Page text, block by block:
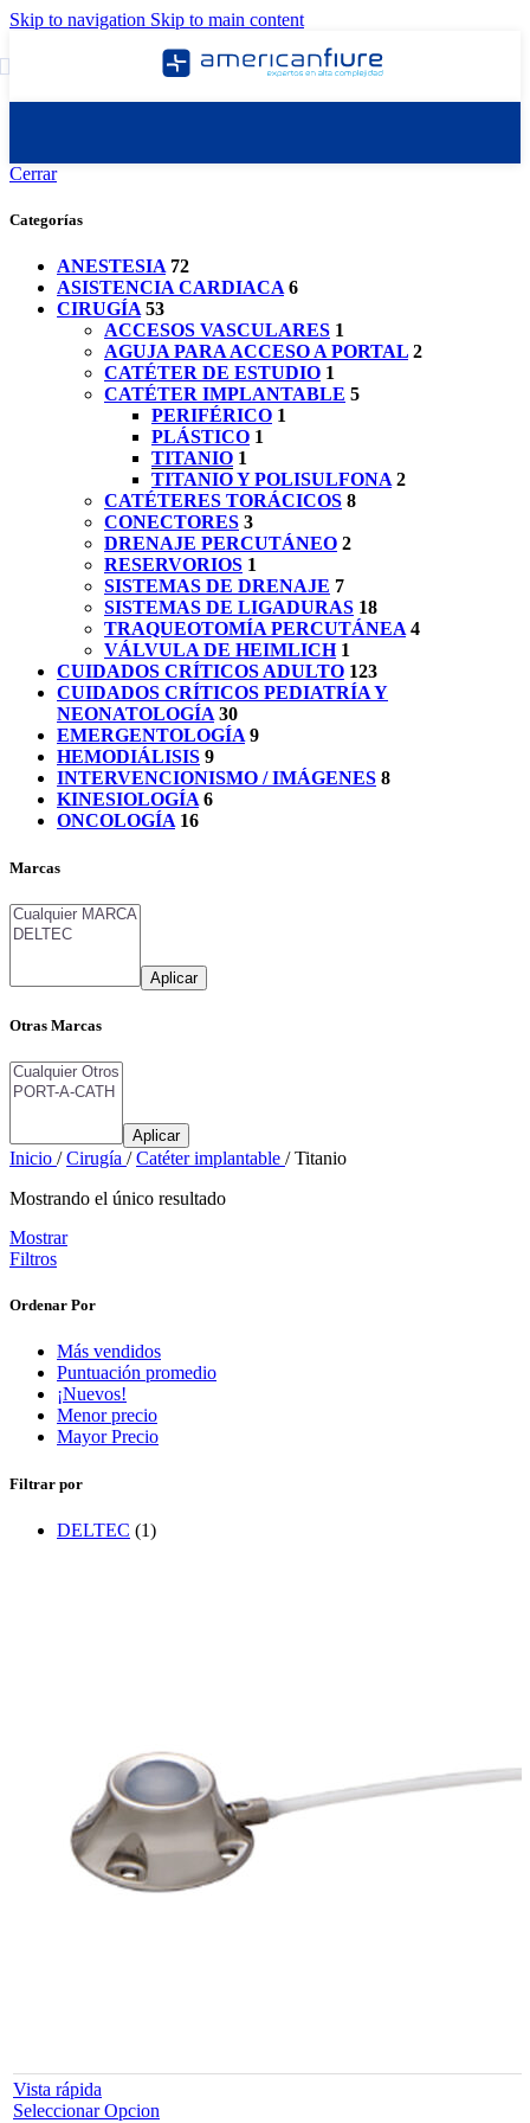
Skip to navigation Skip to main content
Cerrar
Categorías
ANESTESIA 72
ASISTENCIA CARDIACA 6
CIRUGÍA 53
ACCESOS VASCULARES 1
AGUJA PARA ACCESO A PORTAL 2
CATÉTER DE ESTUDIO 1
CATÉTER IMPLANTABLE 5
PERIFÉRICO 1
PLÁSTICO 1
TITANIO 1
TITANIO Y POLISULFONA 2
CATÉTERES TORÁCICOS 8
CONECTORES 3
DRENAJE PERCUTÁNEO 2
RESERVORIOS 1
SISTEMAS DE DRENAJE 7
SISTEMAS DE LIGADURAS 18
TRAQUEOTOMÍA PERCUTÁNEA 4
VÁLVULA DE HEIMLICH 1
CUIDADOS CRÍTICOS ADULTO 123
CUIDADOS CRÍTICOS PEDIATRÍA Y
NEONATOLOGÍA 30
EMERGENTOLOGÍA 9
HEMODIÁLISIS 9
INTERVENCIONISMO / IMÁGENES 8
KINESIOLOGÍA 6
ONCOLOGÍA 16
Marcas
Aplicar
Otras Marcas
Aplicar
Inicio / Cirugía / Catéter implantable / Titanio
Mostrando el único resultado
Mostrar
Filtros
Ordenar Por
Más vendidos
Puntuación promedio
¡Nuevos!
Menor precio
Mayor Precio
Filtrar por
DELTEC (1)
Vista rápida
Seleccionar Opcion